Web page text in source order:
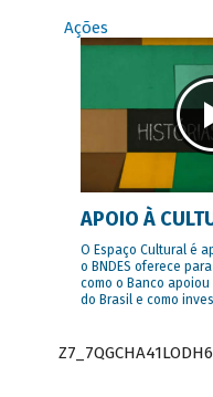
Ações
APOIO À
O Espaço Cultural é
o BNDES oferece
como o Banco
do Brasil e como